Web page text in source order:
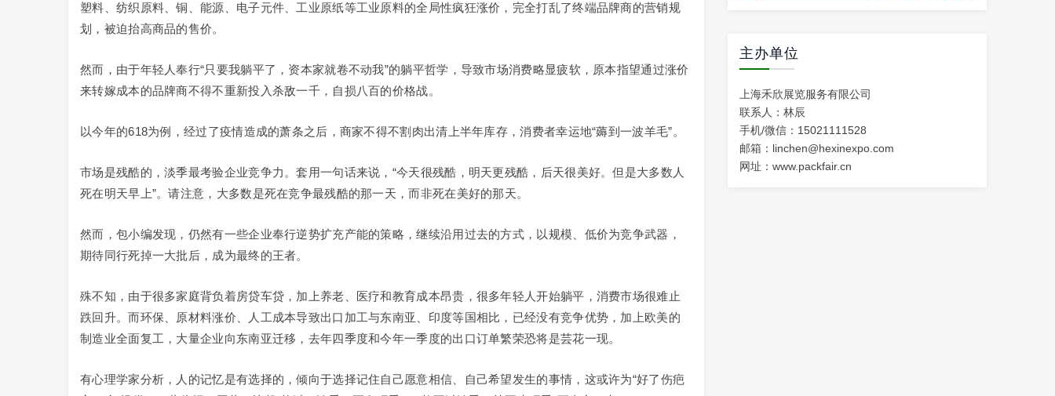
塑料、纺织原料、铜、能源、电子元件、工业原纸等工业原料的全局性疯狂涨价，完全打乱了终端品牌商的营销规
划，被迫抬高商品的售价。
然而，由于年轻人奉行“只要我躺平了，资本家就卷不动我”的躺平哲学，导致市场消费略显疲软，原本指望通过涨价
来转嫁成本的品牌商不得不重新投入杀敌一千，自损八百的价格战。
以今年的618为例，经过了疫情造成的萧条之后，商家不得不割肉出清上半年库存，消费者幸运地“薅到一波羊毛”。
市场是残酷的，淡季最考验企业竞争力。套用一句话来说，“今天很残酷，明天更残酷，后天很美好。但是大多数人
死在明天早上”。请注意，大多数是死在竞争最残酷的那一天，而非死在美好的那天。
然而，包小编发现，仍然有一些企业奉行逆势扩充产能的策略，继续沿用过去的方式，以规模、低价为竞争武器，
期待同行死掉一大批后，成为最终的王者。
殊不知，由于很多家庭背负着房贷车贷，加上养老、医疗和教育成本昂贵，很多年轻人开始躺平，消费市场很难止
跌回升。而环保、原材料涨价、人工成本导致出口加工与东南亚、印度等国相比，已经没有竞争优势，加上欧美的
制造业全面复工，大量企业向东南亚迁移，去年四季度和今年一季度的出口订单繁荣恐将是芸花一现。
有心理学家分析，人的记忆是有选择的，倾向于选择记住自己愿意相信、自己希望发生的事情，这或许为“好了伤疤
主办单位
上海禾欣展览服务有限公司
联系人：林辰
手机/微信：15021111528
邮箱：linchen@hexinexpo.com
网址： www.packfair.cn